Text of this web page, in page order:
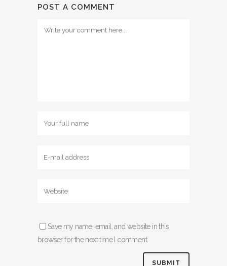
POST A COMMENT
Save my name, email, and website in this
browser for the next time I comment.